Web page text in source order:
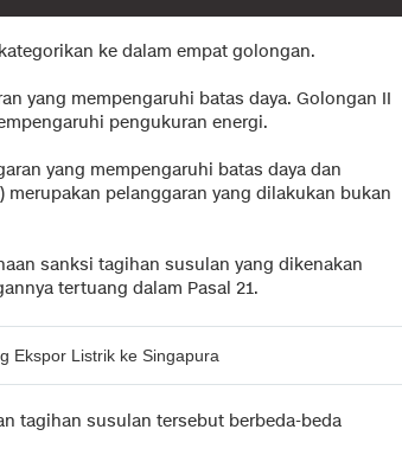
ke dalam empat golongan.
yang mempengaruhi batas daya. Golongan II
pengukuran energi.
yang mempengaruhi batas daya dan
merupakan pelanggaran yang dilakukan bukan
sanksi tagihan susulan yang dikenakan
tertuang dalam Pasal 21.
Ekspor Listrik ke Singapura
tagihan susulan tersebut berbeda-beda